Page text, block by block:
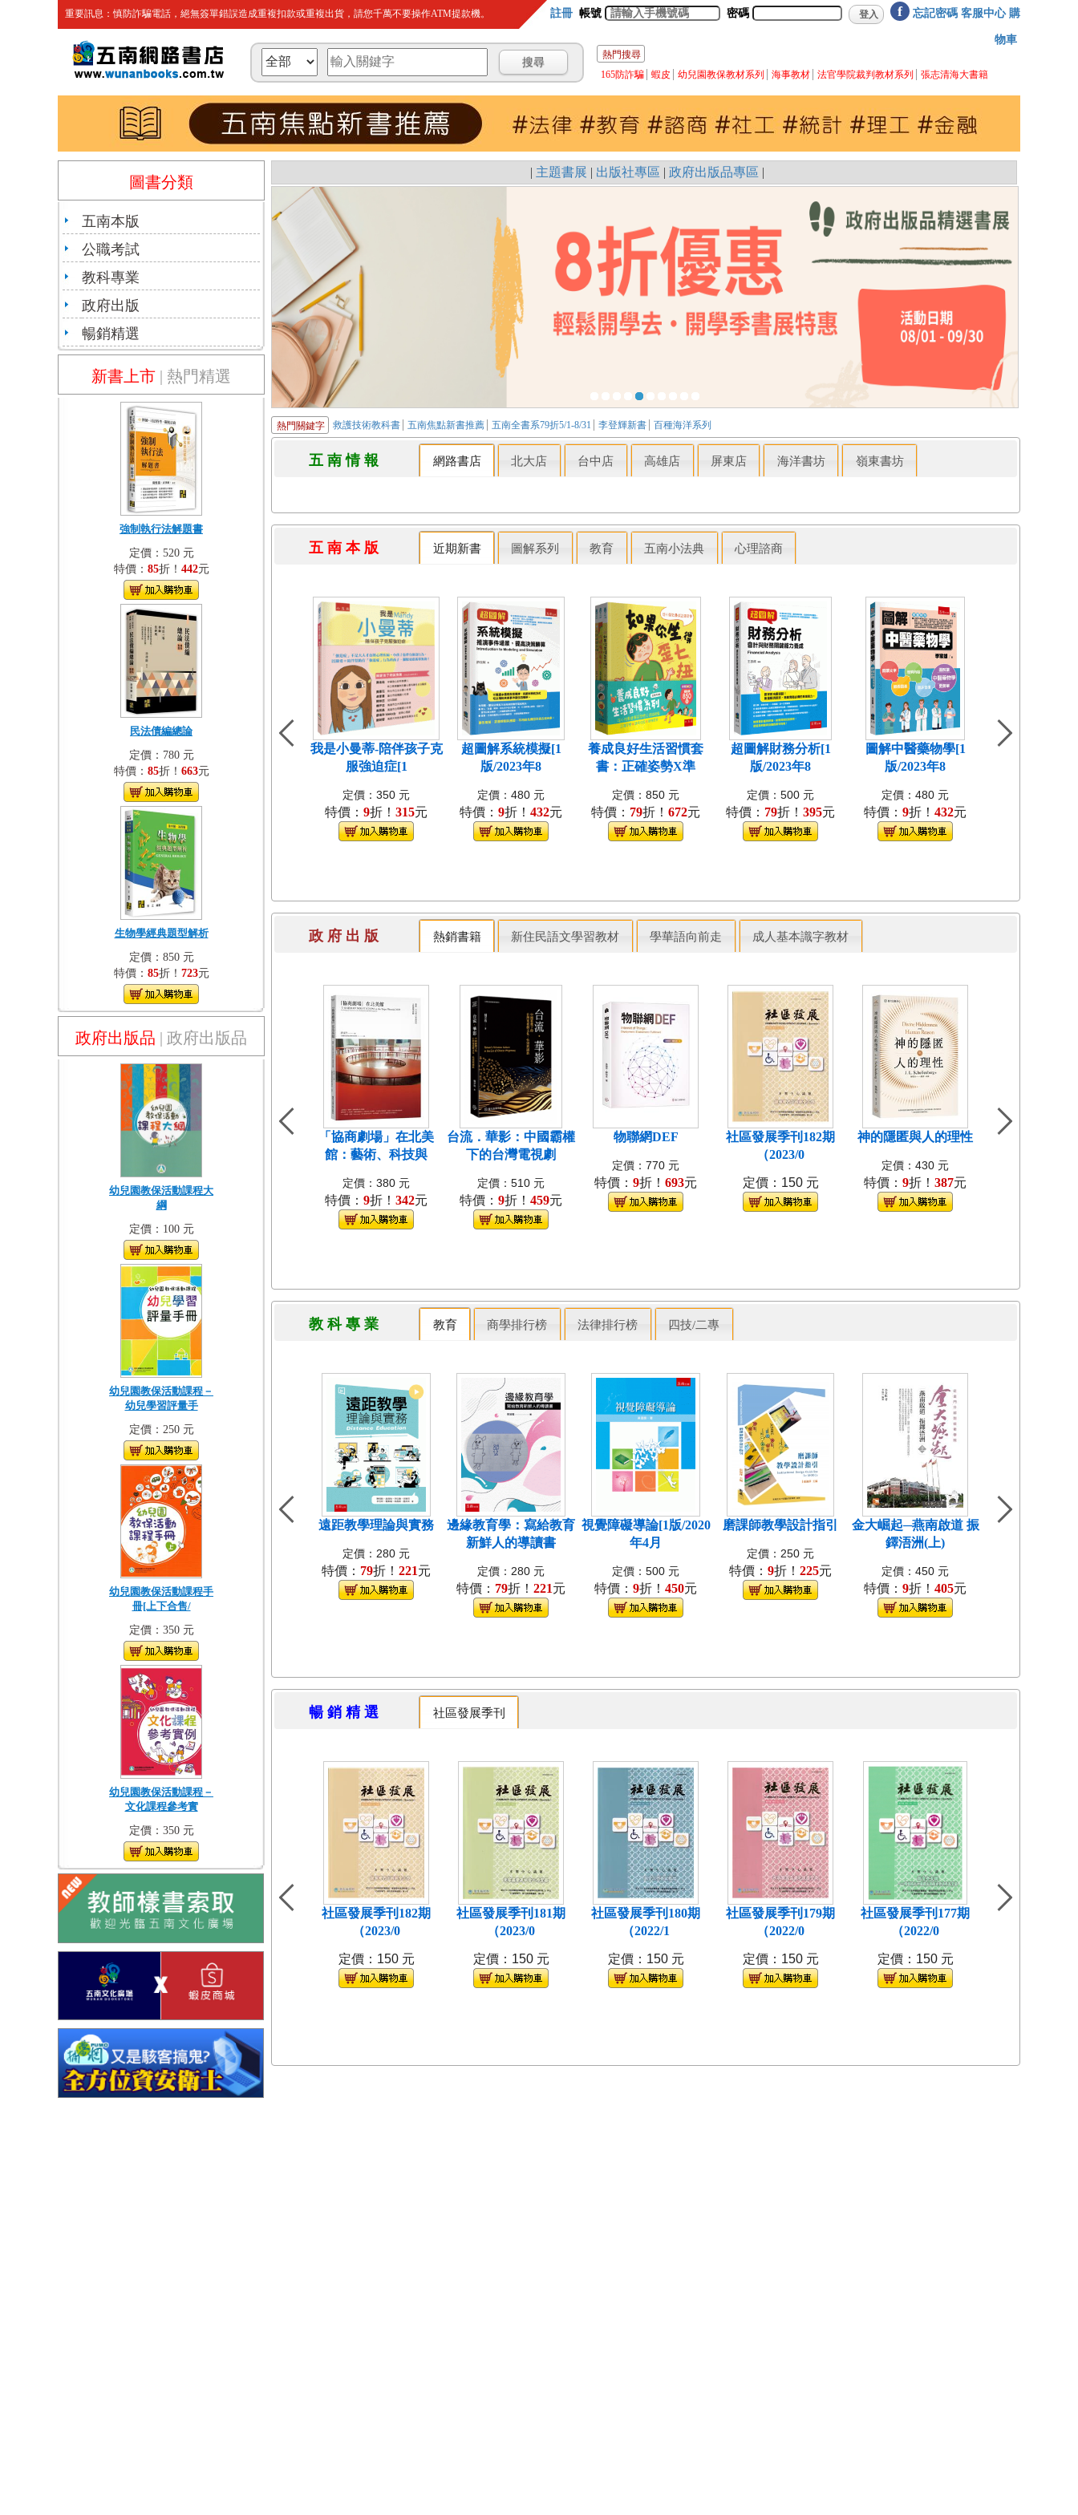
重要訊息：慎防詐騙電話，絕無簽單錯誤造成重複扣款或重複出貨，請您千萬不要操作ATM提款機。 註冊 帳號 密碼 f 忘記密碼 客服中心 購
物車
熱門搜尋
165防詐騙
蝦皮 幼兒園教保教材系列 海事教材 法官學院裁判教材系列 張志清海大書籍
圖書分類
五南本版
公職考試
教科專業
政府出版
暢銷精選
新書上市 | 熱門精選
強制執行法解題書
定價：520 元
特價： 85折！ 442元
民法債編總論
定價：780 元
特價： 85折！ 663元
生物學經典題型解析
定價：850 元
特價： 85折！ 723元
政府出版品 | 政府出版品
幼兒園教保活動課程大
綱
定價：100 元
幼兒園教保活動課程－
幼兒學習評量手
定價：250 元
幼兒園教保活動課程手
冊[上下合售/
定價：350 元
幼兒園教保活動課程－
文化課程參考實
定價：350 元
| 主題書展 | 出版社專區 | 政府出版品專區 |
熱門關鍵字 救護技術教科書 五南焦點新書推薦 五南全書系79折5/1-8/31 李登輝新書 百種海洋系列
五 南 情 報 網路書店 北大店 台中店 高雄店 屏東店 海洋書坊 嶺東書坊
五 南 本 版 近期新書 圖解系列 教育 五南小法典 心理諮商
我是小曼蒂-陪伴孩子克
服強迫症[1
定價：350 元
特價： 9折！ 315元
超圖解系統模擬[1
版/2023年8
定價：480 元
特價： 9折！ 432元
養成良好生活習慣套
書：正確姿勢X準
定價：850 元
特價： 79折！ 672元
超圖解財務分析[1
版/2023年8
定價：500 元
特價： 79折！ 395元
圖解中醫藥物學[1
版/2023年8
定價：480 元
特價： 9折！ 432元
政 府 出 版 熱銷書籍 新住民語文學習教材 學華語向前走 成人基本識字教材
「協商劇場」在北美
館：藝術、科技與
定價：380 元
特價： 9折！ 342元
台流．華影：中國霸權
下的台灣電視劇
定價：510 元
特價： 9折！ 459元
物聯網DEF
定價：770 元
特價： 9折！ 693元
社區發展季刊182期
（2023/0
定價：150 元
神的隱匿與人的理性
定價：430 元
特價： 9折！ 387元
島嶼食紀[3本不
教 科 專 業 教育 商學排行榜 法律排行榜 四技/二專
遠距教學理論與實務
定價：280 元
特價： 79折！ 221元
邊緣教育學：寫給教育
新鮮人的導讀書
定價：280 元
特價： 79折！ 221元
視覺障礙導論[1版/2020
年4月
定價：500 元
特價： 9折！ 450元
磨課師教學設計指引
定價：250 元
特價： 9折！ 225元
金大崛起─燕南啟道 振
鐸浯洲(上)
定價：450 元
特價： 9折！ 405元
中國近代教會
暢 銷 精 選 社區發展季刊
社區發展季刊182期
（2023/0
定價：150 元
社區發展季刊181期
（2023/0
定價：150 元
社區發展季刊180期
（2022/1
定價：150 元
社區發展季刊179期
（2022/0
定價：150 元
社區發展季刊177期
（2022/0
定價：150 元
社區發展季刊